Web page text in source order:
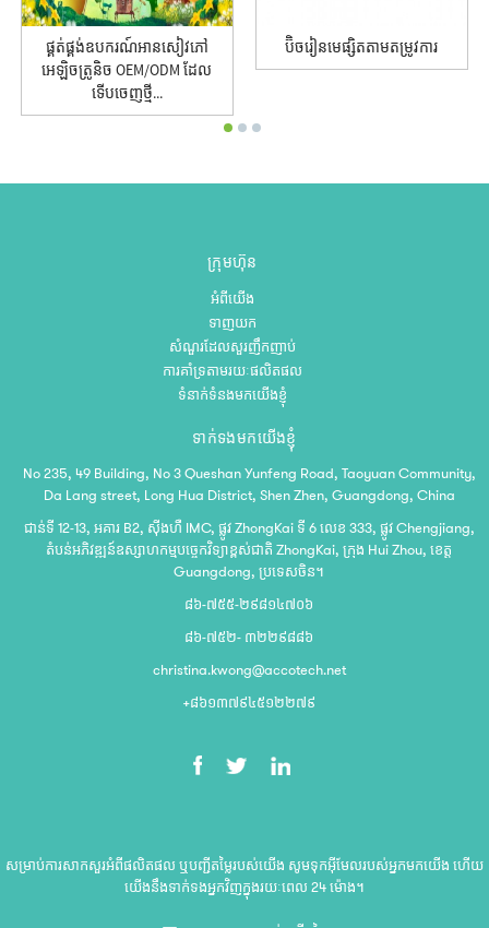
ផ្គត់ផ្គង់ឧបករណ៍អានសៀវភៅ
អេឡិចត្រូនិច OEM/ODM ដែល
ទើបចេញថ្មី...
ប៊ិចរៀនមេផ្សិតតាមតម្រូវការ
ក្រុមហ៊ុន
អំពីយើង
ទាញយក
សំណួរដែលសួរញឹកញាប់
ការគាំទ្រតាមរយៈផលិតផល
ទំនាក់ទំនងមកយើងខ្ញុំ
ទាក់ទងមកយើងខ្ញុំ
No 235, 49 Building, No 3 Queshan Yunfeng Road, Taoyuan Community,
Da Lang street, Long Hua District, Shen Zhen, Guangdong, China
ជាន់ទី 12-13, អគារ B2, ស៊ីងហឺ IMC, ផ្លូវ ZhongKai ទី 6 លេខ 333, ផ្លូវ Chengjiang,
តំបន់អភិវឌ្ឍន៍ឧស្សាហកម្មបច្ចេកវិទ្យាខ្ពស់ជាតិ ZhongKai, ក្រុង Hui Zhou, ខេត្ត
Guangdong, ប្រទេសចិន។
៨៦-៧៥៥-២៩៨១៤៧០៦
៨៦-៧៥២- ៣២២៩៨៨៦
christina.kwong@accotech.net
+៨៦១៣៧៩៤៥១២២៧៩
សម្រាប់ការសាកសួរអំពីផលិតផល ឬបញ្ជីតម្លៃរបស់យើង សូមទុកអ៊ីមែលរបស់អ្នកមកយើង ហើយ
យើងនឹងទាក់ទងអ្នកវិញក្នុងរយៈពេល 24 ម៉ោង។